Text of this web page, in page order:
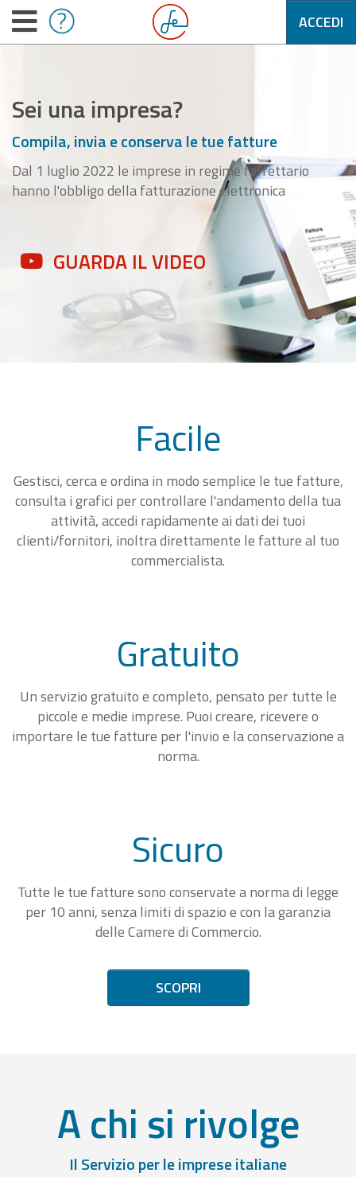
ACCEDI
Sei una impresa?
Compila, invia e conserva le tue fatture
Dal 1 luglio 2022 le imprese in regime forfettario
hanno l'obbligo della fatturazione elettronica
GUARDA IL VIDEO
Facile
Gestisci, cerca e ordina in modo semplice le tue fatture,
consulta i grafici per controllare l'andamento della tua
attività, accedi rapidamente ai dati dei tuoi
clienti/fornitori, inoltra direttamente le fatture al tuo
commercialista.
Gratuito
Un servizio gratuito e completo, pensato per tutte le
piccole e medie imprese. Puoi creare, ricevere o
importare le tue fatture per l'invio e la conservazione a
norma.
Sicuro
Tutte le tue fatture sono conservate a norma di legge
per 10 anni, senza limiti di spazio e con la garanzia
delle Camere di Commercio.
SCOPRI
A chi si rivolge
Il Servizio per le imprese italiane